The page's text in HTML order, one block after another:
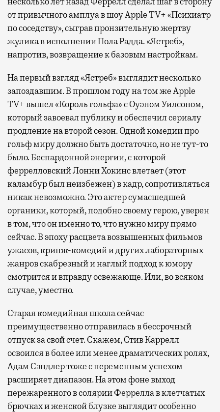
от привычного амплуа в шоу Apple TV+ «Психиатр
по соседству», сыграв пронзительную жертву
жулика в исполнении Пола Радда. «Ястреб»,
напротив, возвращение к базовым настройкам.
На первый взгляд «Ястреб» выглядит несколько
запоздавшим. В прошлом году на том же Apple
TV+ вышел «Король гольфа» с Оуэном Уилсоном,
который завоевал публику и обеспечил сериалу
продление на второй сезон. Одной комедии про
гольф миру должно быть достаточно, но не тут-то
было. Беспардонной энергии, с которой
феррелловский Лонни Хокинс влетает (этот
каламбур был неизбежен) в кадр, сопротивляться
никак невозможно. Это актер сумасшедшей
органики, который, подобно своему герою, уверен
в том, что он именно то, что нужно миру прямо
сейчас. В эпоху расцвета возвышенных фильмов
ужасов, кринж-комедий и других лабораторных
жанров скабрезный и наглый подход к юмору
смотрится и вправду освежающе. Или, во всяком
случае, уместно.
Старая комедийная школа сейчас
преимущественно отправилась в бессрочный
отпуск за свой счет. Скажем, Стив Каррелл
освоился в более или менее драматических ролях,
Адам Сэндлер тоже с переменным успехом
расширяет диапазон. На этом фоне выход
пережаренного в солярии Феррелла в клетчатых
брючках и женской блузке выглядит особенно